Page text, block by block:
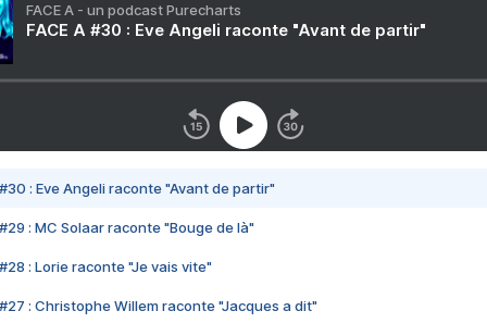
FACE A - un podcast Purecharts
FACE A #30 : Eve Angeli raconte "Avant de partir"
#30 : Eve Angeli raconte "Avant de partir"
#29 : MC Solaar raconte "Bouge de là"
#28 : Lorie raconte "Je vais vite"
#27 : Christophe Willem raconte "Jacques a dit"